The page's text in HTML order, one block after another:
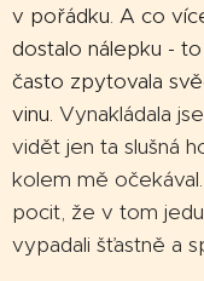
v pořádku. A co
dostalo nálepku -
často zpytovala
vinu. Vynakládala
vidět jen ta slušná
kolem mě
pocit, že v tom
vypadali šťastně a